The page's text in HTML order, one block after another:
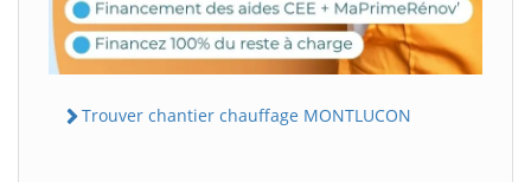
Trouver chantier chauffage MONTLUCON